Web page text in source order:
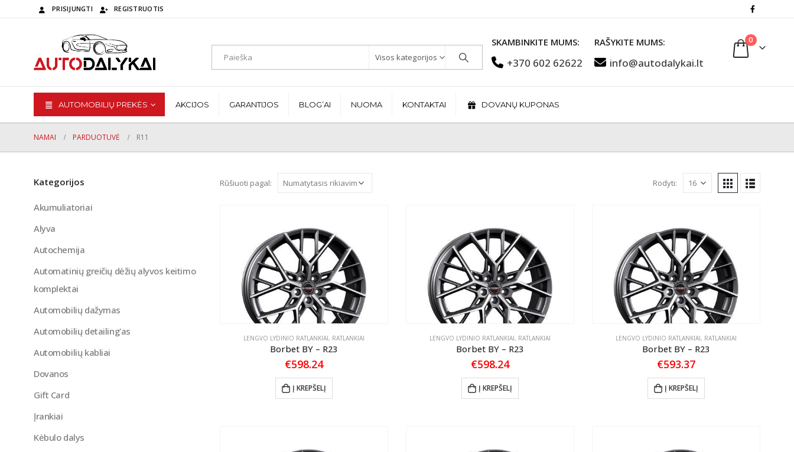
PRISIJUNGTI REGISTRUOTIS
Visos kategorijos
SKAMBINKITE MUMS:
+370 602 62622
RAŠYKITE MUMS:
info@autodalykai.lt
0
AUTOMOBILIŲ PREKĖS AKCIJOS GARANTIJOS BLOG’AI NUOMA KONTAKTAI DOVANŲ KUPONAS
NAMAI PARDUOTUVĖ R11
Rūšiuoti pagal: Rodyti:
LENGVO LYDINIO RATLANKIAI, RATLANKIAI
Borbet BY – R23
€598.24
Į KREPŠELĮ
LENGVO LYDINIO RATLANKIAI, RATLANKIAI
Borbet BY – R23
€598.24
Į KREPŠELĮ
LENGVO LYDINIO RATLANKIAI, RATLANKIAI
Borbet BY – R23
€593.37
Į KREPŠELĮ
Kategorijos
Akumuliatoriai
Alyva
Autochemija
Automatinių greičių dėžių alyvos keitimo
komplektai
Automobilių dažymas
Automobilių detailing'as
Automobilių kabliai
Dovanos
Gift Card
Įrankiai
Kėbulo dalys